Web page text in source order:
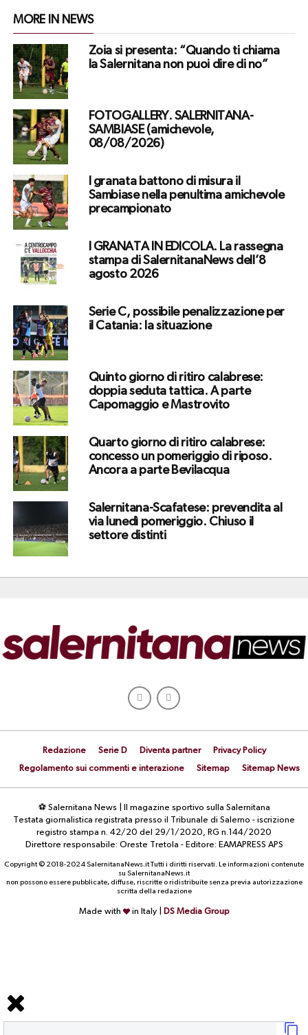
MORE IN NEWS
Zoia si presenta: “Quando ti chiama
la Salernitana non puoi dire di no”
FOTOGALLERY. SALERNITANA-
SAMBIASE (amichevole,
08/08/2026)
I granata battono di misura il
Sambiase nella penultima amichevole
precampionato
I GRANATA IN EDICOLA. La rassegna
stampa di SalernitanaNews dell’8
agosto 2026
Serie C, possibile penalizzazione per
il Catania: la situazione
Quinto giorno di ritiro calabrese:
doppia seduta tattica. A parte
Capomaggio e Mastrovito
Quarto giorno di ritiro calabrese:
concesso un pomeriggio di riposo.
Ancora a parte Bevilacqua
Salernitana-Scafatese: prevendita al
via lunedì pomeriggio. Chiuso il
settore distinti
Redazione Serie D Diventa partner
Privacy Policy
Regolamento sui commenti e interazione
Sitemap Sitemap News
⚽ Salernitana News | Il magazine sportivo sulla Salernitana
Testata giornalistica registrata presso il Tribunale di Salerno - iscrizione
registro stampa n. 42/20 del 29/1/2020, RG n.144/2020
Direttore responsabile: Oreste Tretola - Editore: EAMAPRESS APS
Copyright © 2018-2024 SalernitanaNews.it Tutti i diritti riservati. Le informazioni contenute
su SalernitanaNews.it
non possono essere pubblicate, diffuse, riscritte o ridistribuite senza previa autorizzazione
scritta della redazione
Made with in Italy | DS Media Group